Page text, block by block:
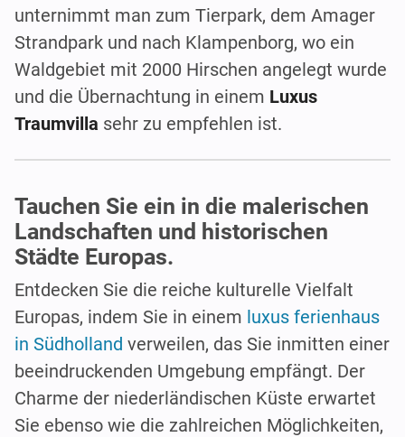
unternimmt man zum Tierpark, dem Amager
Strandpark und nach Klampenborg, wo ein
Waldgebiet mit 2000 Hirschen angelegt wurde
und die Übernachtung in einem Luxus
Traumvilla sehr zu empfehlen ist.
Tauchen Sie ein in die malerischen
Landschaften und historischen
Städte Europas.
Entdecken Sie die reiche kulturelle Vielfalt
Europas, indem Sie in einem luxus ferienhaus
in Südholland verweilen, das Sie inmitten einer
beeindruckenden Umgebung empfängt. Der
Charme der niederländischen Küste erwartet
Sie ebenso wie die zahlreichen Möglichkeiten,